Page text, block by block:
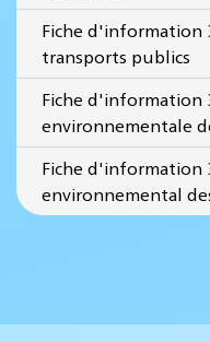
Fiche d'information
transports publics
Fiche d'information
environnementale
Fiche d'information
environnemental